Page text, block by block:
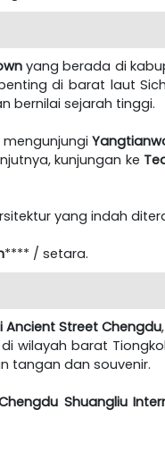
yang berada di
di barat laut
bernilai sejarah tinggi.
kunjungan ke
yang indah
**** / setara.
Ancient Street Chengdu
wilayah barat
tangan dan souvenir.
Shuangliu